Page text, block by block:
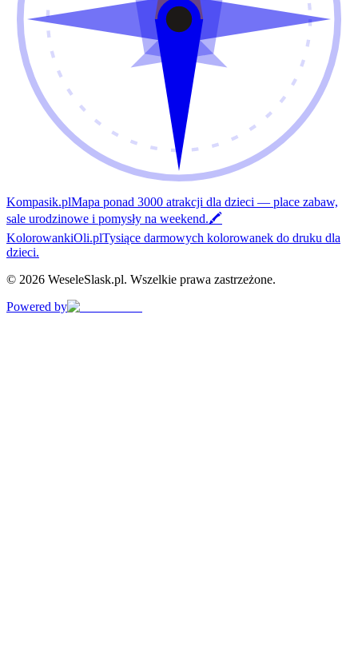
Kompasik.plMapa ponad 3000 atrakcji dla dzieci — place zabaw,
sale urodzinowe i pomysły na weekend.🖍️
KolorowankiOli.plTysiące darmowych kolorowanek do druku dla
dzieci.
© 2026 WeseleSlask.pl. Wszelkie prawa zastrzeżone.
Powered by